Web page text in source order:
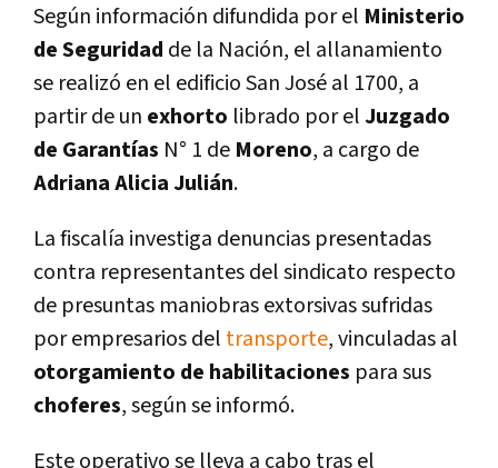
Según información difundida por el Ministerio
de Seguridad de la Nación, el allanamiento
se realizó en el edificio San José al 1700, a
partir de un exhorto librado por elJuzgado
de Garantí­as N° 1 de Moreno, a cargo de
Adriana Alicia Julián.
La fiscalí­a investiga denuncias presentadas
contra representantes del sindicato respecto
de presuntas maniobras extorsivas sufridas
por empresarios del transporte, vinculadas al
otorgamiento de habilitaciones para sus
choferes, según se informó.
Este operativo se lleva a cabo tras el